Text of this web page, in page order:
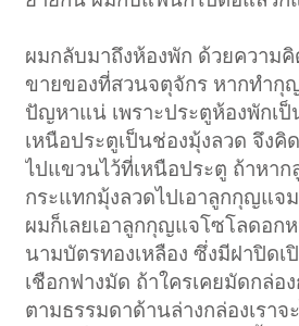
ผมกลับมาถึงห้องพัก ด้วยความ
ขายของที่สวนจตุจักร หากทำกุ
ปัญหาแน่ เพราะประตูห้องพักเป็
เหนือประตูเป็นช่องมุ้งลวด จึงคิ
ไปแขวนไว้ที่เหนือประตู ถ้าหา
กระแทกมุ้งลวดไปเอาลูกกุญแจม
ผมก็เลยเอาลูกกุญแจโซโลดอก
นามบัตรทองเหลือง ซึ่งมีฝาปิดเ
เชือกฟางมัด ถ้าใครเคยมัดกล่อ
ตามธรรมดาด้านล่างกล่องเราจ